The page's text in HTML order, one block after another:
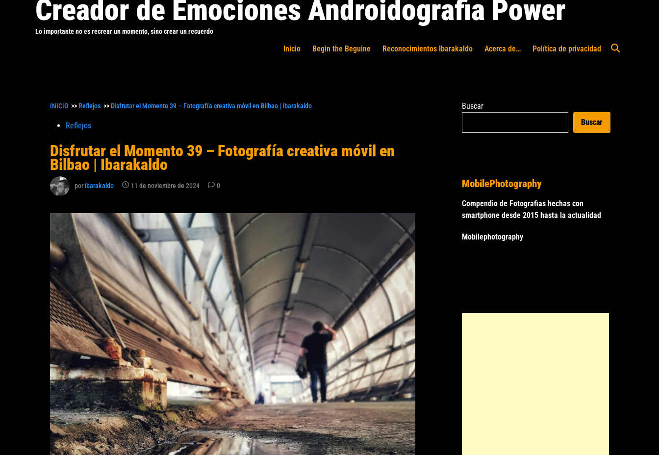
Creador de Emociones Androidografia Power
Lo importante no es recrear un momento, sino crear un recuerdo
Inicio Begin the Beguine Reconocimientos Ibarakaldo Acerca de… Política de privacidad
Abrir
INICIO >> Reflejos >> Disfrutar el Momento 39 – Fotografía creativa móvil en Bilbao | Ibarakaldo
Publicado
Reflejos
Disfrutar el Momento 39 – Fotografía creativa móvil en
Bilbao | Ibarakaldo
poribarakaldo 11 de noviembre de 2024 0
Buscar
Buscar
MobilePhotography
Compendio de Fotografias hechas con
smartphone desde 2015 hasta la actualidad
Mobilephotography